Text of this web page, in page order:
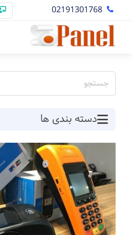
02191301768
دسته بندی ها